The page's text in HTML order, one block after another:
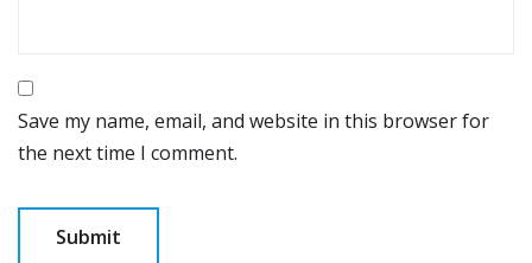
Save my name, email, and website in this browser for
the next time I comment.